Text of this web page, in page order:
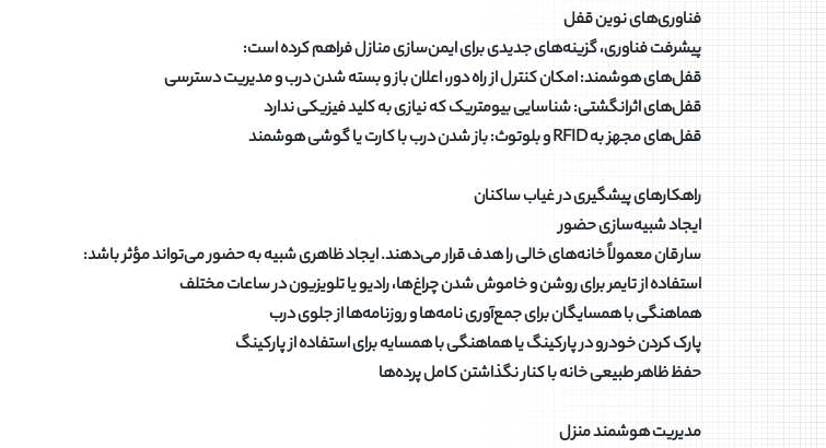
فناوری‌های نوین قفل
پیشرفت فناوری، گزینه‌های جدیدی برای ایمن‌سازی منازل فراهم کرده است:
قفل‌های هوشمند: امکان کنترل از راه دور، اعلان باز و بسته شدن درب و مدیریت دسترسی
قفل‌های اثرانگشتی: شناسایی بیومتریک که نیازی به کلید فیزیکی ندارد
قفل‌های مجهز به RFID و بلوتوث: باز شدن درب با کارت یا گوشی هوشمند
راهکارهای پیشگیری در غیاب ساکنان
ایجاد شبیه‌سازی حضور
سارقان معمولاً خانه‌های خالی را هدف قرار می‌دهند. ایجاد ظاهری شبیه به حضور می‌تواند مؤثر باشد:
استفاده از تایمر برای روشن و خاموش شدن چراغ‌ها، رادیو یا تلویزیون در ساعات مختلف
هماهنگی با همسایگان برای جمع‌آوری نامه‌ها و روزنامه‌ها از جلوی درب
پارک کردن خودرو در پارکینگ یا هماهنگی با همسایه برای استفاده از پارکینگ
حفظ ظاهر طبیعی خانه با کنار نگذاشتن کامل پرده‌ها
مدیریت هوشمند منزل